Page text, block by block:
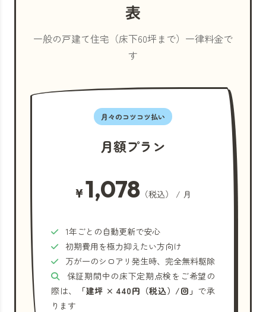
表
一般の戸建て住宅（床下60坪まで）一律料金で
す
月々のコツコツ払い
月額プラン
¥1,078（税込） / 月
1年ごとの自動更新で安心
初期費用を極力抑えたい方向け
万が一のシロアリ発生時、完全無料駆除
保証期間中の床下定期点検をご希望の
際は、
「建坪 × 440円（税込）/回」 で承
ります